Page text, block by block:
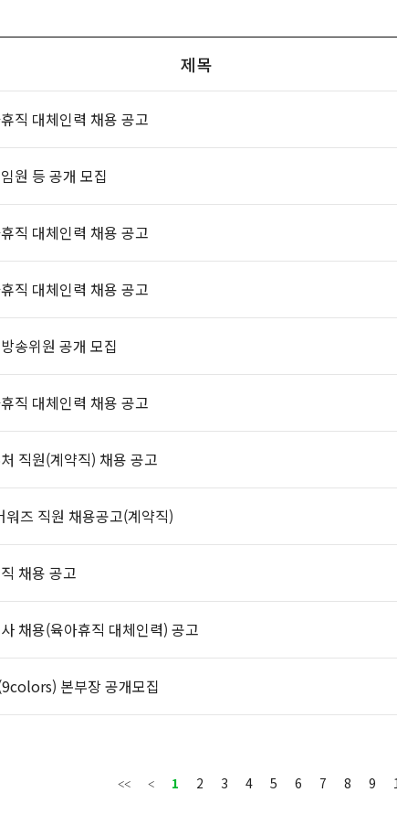
제목
직 대체인력 채용 공고
원 등 공개 모집
직 대체인력 채용 공고
직 대체인력 채용 공고
송위원 공개 모집
직 대체인력 채용 공고
직원(계약직) 채용 공고
즈 직원 채용공고(계약직)
채용 공고
채용(육아휴직 대체인력) 공고
본부장 공개모집
1 2 3 4 5 6 7 8 9